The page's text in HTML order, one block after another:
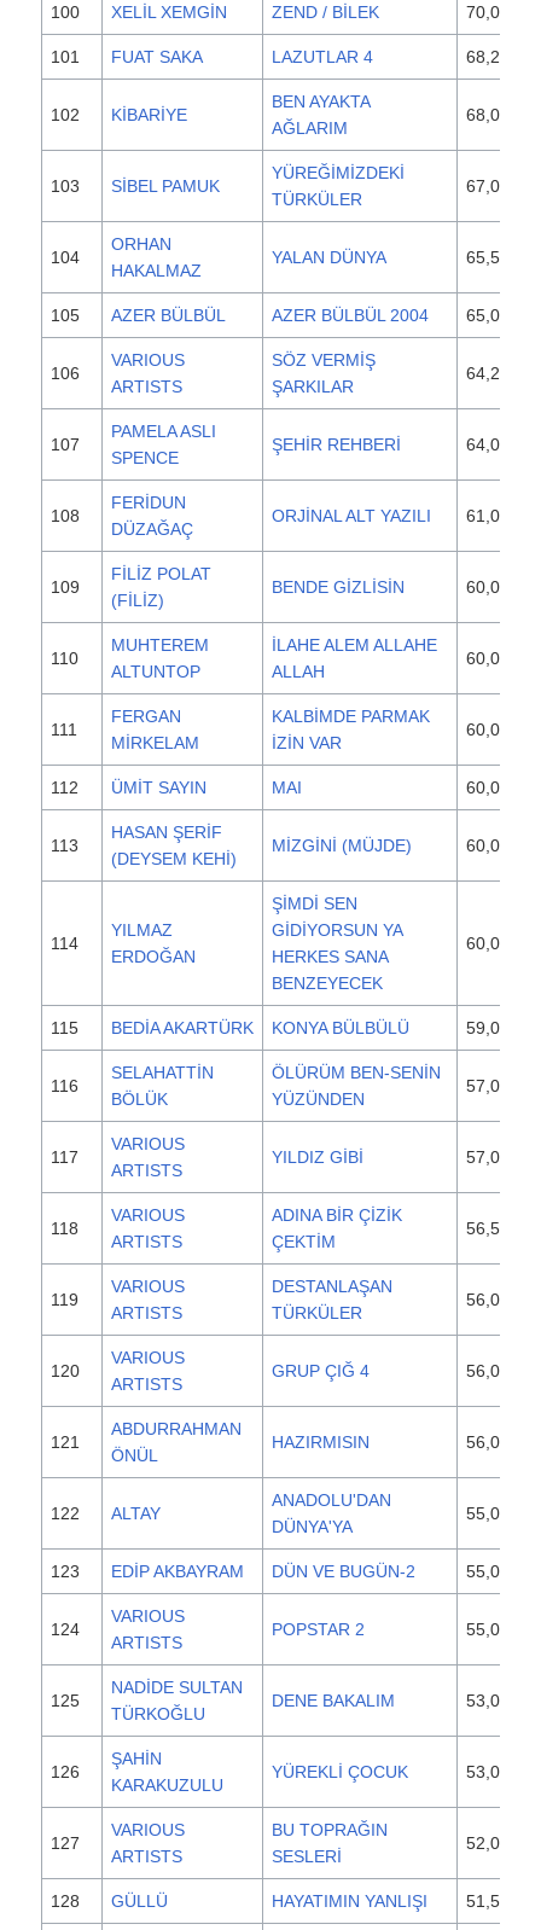
100 XELİL XEMGİN ZEND / BİLEK 70,000
101 FUAT SAKA LAZUTLAR 4 68,250
102 KİBARİYE
BEN AYAKTA
AĞLARIM
68,000
103 SİBEL PAMUK
YÜREĞİMİZDEKİ
TÜRKÜLER
67,000
104
ORHAN
HAKALMAZ
YALAN DÜNYA 65,500
105 AZER BÜLBÜL AZER BÜLBÜL 2004 65,000
106
VARIOUS
ARTISTS
SÖZ VERMİŞ
ŞARKILAR
64,250
107
PAMELA ASLI
SPENCE
ŞEHİR REHBERİ 64,000
108
FERİDUN
DÜZAĞAÇ
ORJİNAL ALT YAZILI 61,000
109
FİLİZ POLAT
(FİLİZ)
BENDE GİZLİSİN 60,000
110
MUHTEREM
ALTUNTOP
İLAHE ALEM ALLAHE
ALLAH
60,000
111
FERGAN
MİRKELAM
KALBİMDE PARMAK
İZİN VAR
60,000
112 ÜMİT SAYIN MAI 60,000
113
HASAN ŞERİF
(DEYSEM KEHİ)
MİZGİNİ (MÜJDE) 60,000
114
YILMAZ
ERDOĞAN
ŞİMDİ SEN
GİDİYORSUN YA
HERKES SANA
BENZEYECEK
60,000
115 BEDİA AKARTÜRK KONYA BÜLBÜLÜ 59,000
116
SELAHATTİN
BÖLÜK
ÖLÜRÜM BEN-SENİN
YÜZÜNDEN
57,000
117
VARIOUS
ARTISTS
YILDIZ GİBİ 57,000
118
VARIOUS
ARTISTS
ADINA BİR ÇİZİK
ÇEKTİM
56,500
119
VARIOUS
ARTISTS
DESTANLAŞAN
TÜRKÜLER
56,000
120
VARIOUS
ARTISTS
GRUP ÇIĞ 4 56,000
121
ABDURRAHMAN
ÖNÜL
HAZIRMISIN 56,000
122 ALTAY
ANADOLU'DAN
DÜNYA'YA
55,000
123 EDİP AKBAYRAM DÜN VE BUGÜN-2 55,000
124
VARIOUS
ARTISTS
POPSTAR 2 55,000
125
NADİDE SULTAN
TÜRKOĞLU
DENE BAKALIM 53,000
126
ŞAHİN
KARAKUZULU
YÜREKLİ ÇOCUK 53,000
127
VARIOUS
ARTISTS
BU TOPRAĞIN
SESLERİ
52,000
128 GÜLLÜ HAYATIMIN YANLIŞI 51,500